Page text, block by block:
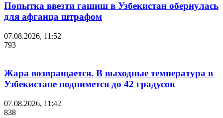
Попытка ввезти гашиш в Узбекистан обернулась
для афганца штрафом
07.08.2026, 11:52
793
Жара возвращается. В выходные температура в
Узбекистане поднимется до 42 градусов
07.08.2026, 11:42
838